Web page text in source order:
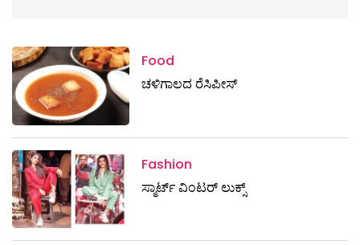
Food
ಚಳಿಗಾಲದ ರೆಸಿಪೀಸ್
Fashion
ಸ್ಮಾರ್ಟ್‌ ವಿಂಟರ್‌ ಲುಕ್ಸ್